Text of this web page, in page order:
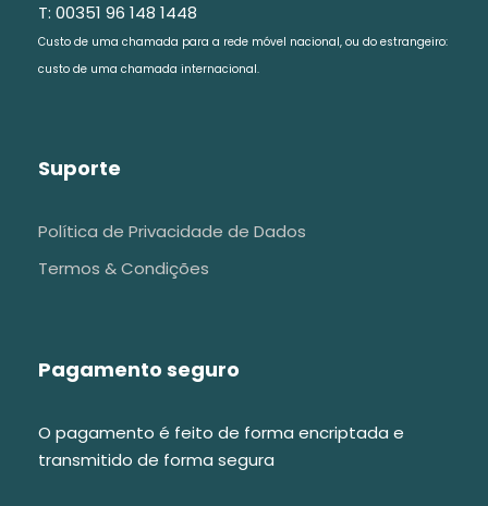
T: 00351 96 148 1448
Custo de uma chamada para a rede móvel nacional, ou do estrangeiro:
custo de uma chamada internacional.
Suporte
Política de Privacidade de Dados
Termos & Condições
Pagamento seguro
O pagamento é feito de forma encriptada e
transmitido de forma segura